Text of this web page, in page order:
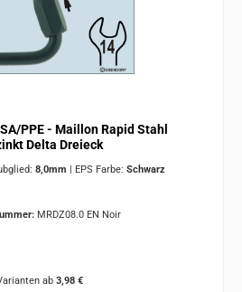
PPE - Maillon Rapid Stahl
Delta Dreieck
8,0mm EPS Farbe: Schwarz
MRDZ08.0 EN Noir
ab 3,98 €